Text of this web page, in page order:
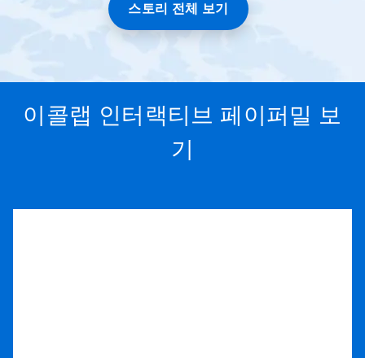
스토리 전체 보기
이콜랩 인터랙티브 페이퍼밀 보
기